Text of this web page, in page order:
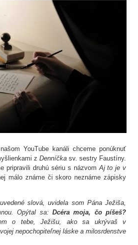
YouTube kanáli chceme ponúknuť
z Denníčkasv. sestry Faustíny.
pripravili druhú sériu s názvom Aj to je v
málo známe či skoro neznáme zápisky
slová, uvidela som Pána Ježiša,
Opýtal sa: Dcéra moja, čo píšeš?
o tebe, Ježišu, ako sa ukrývaš v
nepochopiteľnej láske a milosrdenstve